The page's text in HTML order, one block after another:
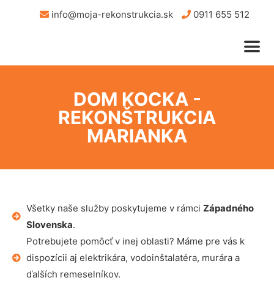
info@moja-rekonstrukcia.sk 0911 655 512
DOM KOCKA -
REKONŠTRUKCIA
MARIANKA
Všetky naše služby poskytujeme v rámci Západného
Slovenska.
Potrebujete pomôcť v inej oblasti? Máme pre vás k
dispozícii aj elektrikára, vodoinštalatéra, murára a
ďalších remeselníkov.